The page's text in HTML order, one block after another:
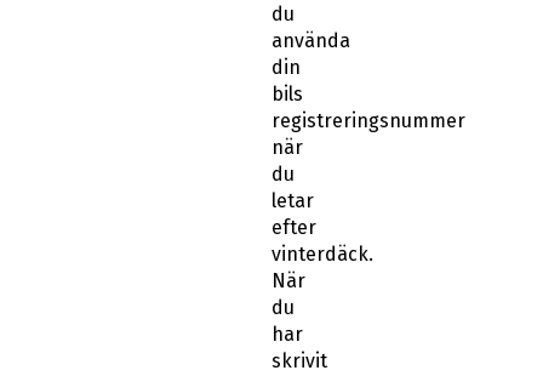
du
använda
din
bils
registreringsnummer
när
du
letar
efter
vinterdäck.
När
du
har
skrivit